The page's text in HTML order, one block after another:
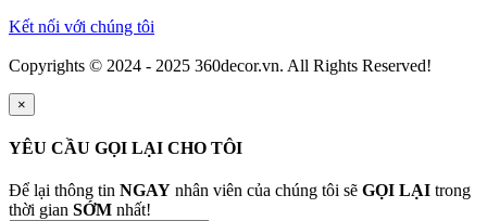
Kết nối với chúng tôi
Copyrights © 2024 - 2025 360decor.vn. All Rights Reserved!
×
YÊU CẦU GỌI LẠI CHO TÔI
Để lại thông tin NGAY nhân viên của chúng tôi sẽ GỌI LẠI trong
thời gian SỚM nhất!